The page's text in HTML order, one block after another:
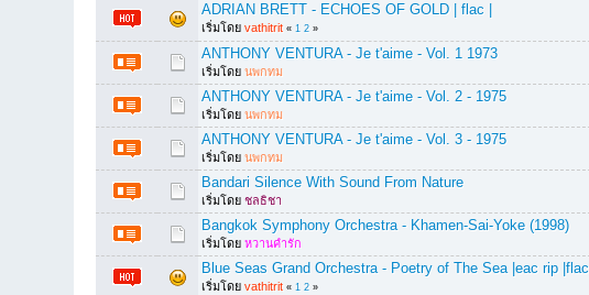
ADRIAN BRETT - ECHOES OF GOLD | flac |
เริ่มโดยvathitrit «1 2 »
ANTHONY VENTURA - Je t'aime - Vol. 1 1973
เริ่มโดยนพกทม
ANTHONY VENTURA - Je t'aime - Vol. 2 - 1975
เริ่มโดยนพกทม
ANTHONY VENTURA - Je t'aime - Vol. 3 - 1975
เริ่มโดยนพกทม
Bandari Silence With Sound From Nature
เริ่มโดยชลธิชา
Bangkok Symphony Orchestra - Khamen-Sai-Yoke (1998)
เริ่มโดยหวานคำรัก
Blue Seas Grand Orchestra - Poetry of The Sea |eac rip |flac
เริ่มโดยvathitrit «1 2 »